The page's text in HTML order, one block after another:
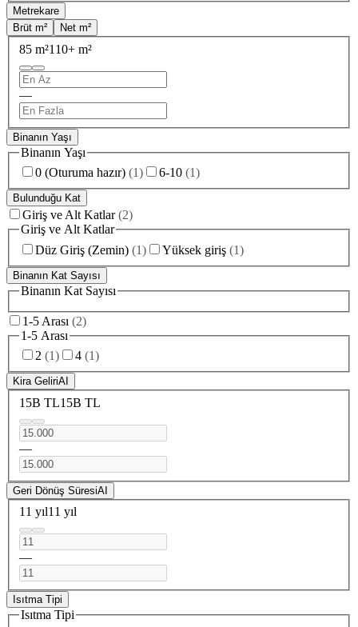
Metrekare
Brüt m²
Net m²
85 m²110+ m²
—
Binanın Yaşı
Binanın Yaşı
0 (Oturuma hazır) (1) 6-10 (1)
Bulunduğu Kat
Giriş ve Alt Katlar (2)
Giriş ve Alt Katlar
Düz Giriş (Zemin) (1) Yüksek giriş (1)
Binanın Kat Sayısı
Binanın Kat Sayısı
1-5 Arası (2)
1-5 Arası
2 (1) 4 (1)
Kira GeliriAI
15B TL15B TL
—
Geri Dönüş SüresiAI
11 yıl11 yıl
—
Isıtma Tipi
Isıtma Tipi